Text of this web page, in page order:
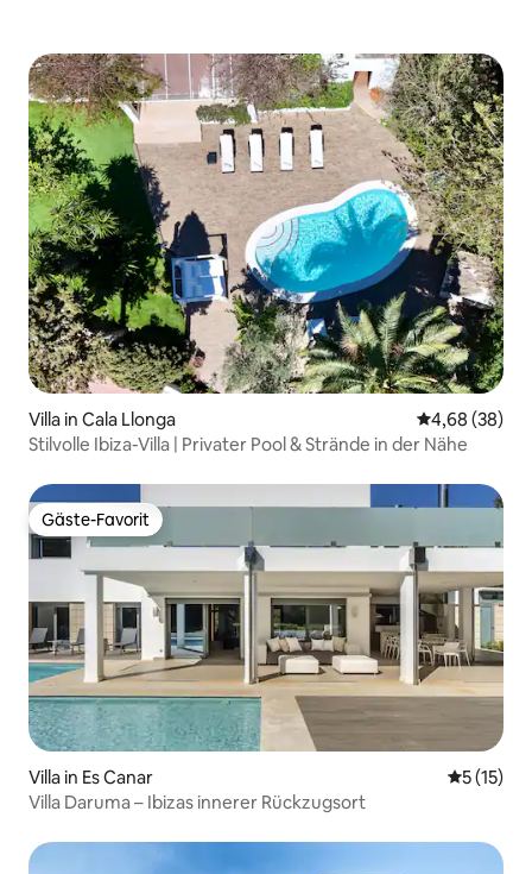
Villa in Cala Llonga
4,68 (38)
Stilvolle Ibiza-Villa | Privater Pool & Strände in der Nähe
Gäste-Favorit
Gäste-Favorit
Villa in Es Canar
5 (15)
Villa Daruma – Ibizas innerer Rückzugsort